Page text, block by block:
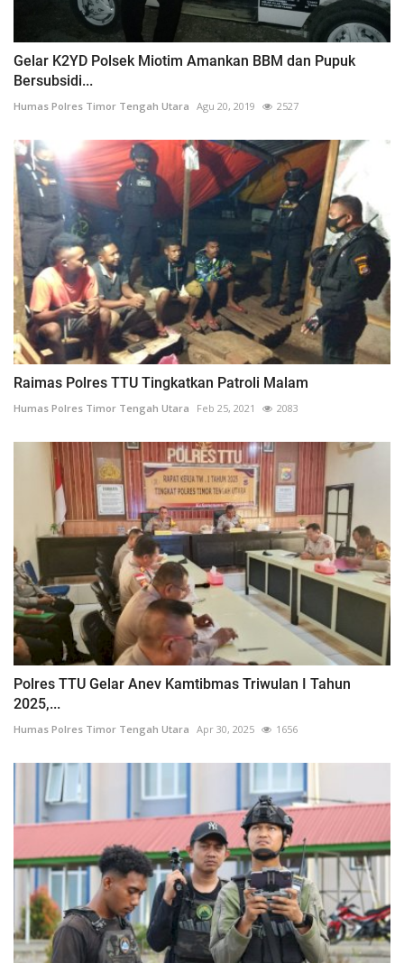
Gelar K2YD Polsek Miotim Amankan BBM dan Pupuk
Bersubsidi...
Humas Polres Timor Tengah Utara Agu 20, 2019 2527
Raimas Polres TTU Tingkatkan Patroli Malam
Humas Polres Timor Tengah Utara Feb 25, 2021 2083
Polres TTU Gelar Anev Kamtibmas Triwulan I Tahun
2025,...
Humas Polres Timor Tengah Utara Apr 30, 2025 1656